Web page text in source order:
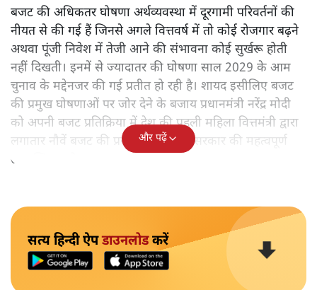
बजट की अधिकतर घोषणा अर्थव्यवस्था में दूरगामी परिवर्तनों की
नीयत से की गई हैं जिनसे अगले वित्तवर्ष में तो कोई रोजगार बढ़ने
अथवा पूंजी निवेश में तेजी आने की संभावना कोई सुर्खरू होती
नहीं दिखती। इनमें से ज्यादातर की घोषणा साल 2029 के आम
चुनाव के मद्देनजर की गई प्रतीत हो रही है। शायद इसीलिए बजट
की प्रमुख घोषणाओं पर जोर देने के बजाय प्रधानमंत्री नरेंद्र मोदी
को अपनी बजट प्रतिक्रिया में देश की पहली महिला वित्तमंत्री द्वारा
लगातार नौवें बजट की प्रस्तुति को अपनी सरकार की महत्वपूर्ण
उपलब्धि बताने पर मजबूर होना पड़ा।
और पढ़ें
सत्य हिन्दी ऐपडाउनलोडकरें